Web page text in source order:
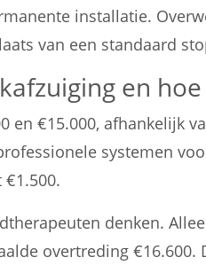
installatie.
van een standaard
en
en €15.000,
systemen
denken.
overtreding